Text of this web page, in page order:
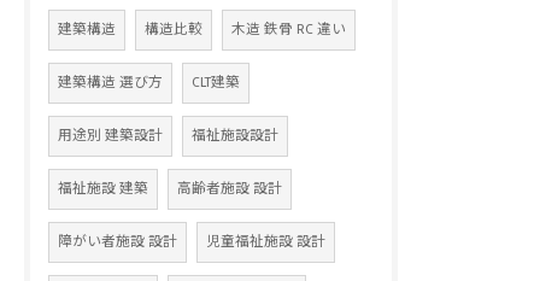
建築構造 構造比較 木造 鉄骨 RC 違い
建築構造 選び方 CLT建築
用途別 建築設計 福祉施設設計
福祉施設 建築 高齢者施設 設計
障がい者施設 設計 児童福祉施設 設計